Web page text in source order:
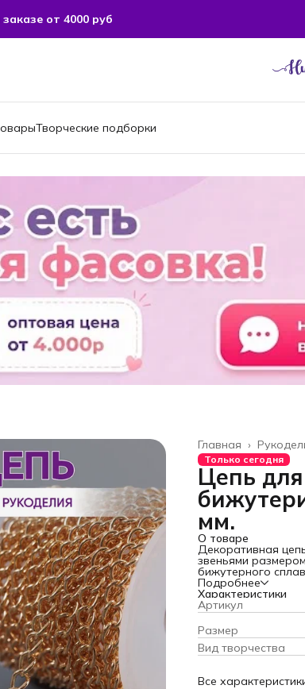
от 4000 руб
от 4000 руб
Творческие подборки
Главная ›
Только сегодня
Цепь
мм.
О товаре
Декоративная
звеньями
бижутерного
различных видов:
Цепочка для
декора обуви,
декорирования
использовать как
фурнитуру для
рукоделия для
С цепочкой легко
Она крепкая, не
Подробнее
Характеристики
Артикул
Размер
Вид творчества
Все